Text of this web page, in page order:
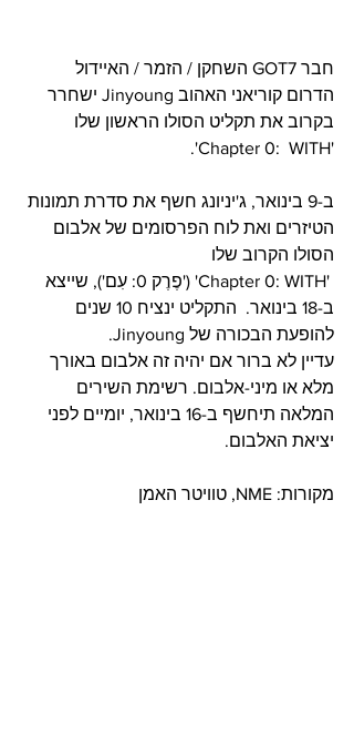
חבר GOT7 השחקן / הזמר / האיידול
הדרום קוריאני האהוב Jinyoung ישחרר
בקרוב את תקליט הסולו הראשון שלו
'Chapter 0:  WITH'.
ב-9 בינואר, ג'יניונג חשף את סדרת תמונות
הטיזרים ואת לוח הפרסומים של אלבום
הסולו הקרוב שלו
'Chapter 0: WITH' ('פֶרֶק 0: עִם'), שייצא
ב-18 בינואר.  התקליט ינציח 10 שנים
להופעת הבכורה של Jinyoung.
עדיין לא ברור אם יהיה זה אלבום באורך
מלא או מיני-אלבום. רשימת השירים
המלאה תיחשף ב-16 בינואר, יומיים לפני
יציאת האלבום.
מקורות: NME, טוויטר האמן